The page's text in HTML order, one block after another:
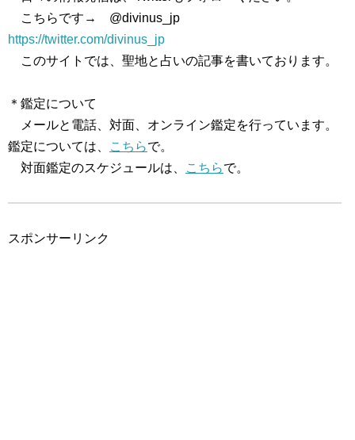
こちらです→ @divinus_jp
https://twitter.com/divinus_jp
このサイトでは、聖地と占いの記事を書いております。
＊鑑定について
メールと電話、対面、オンライン鑑定を行っています。
鑑定については、
こちらで。
対面鑑定のスケジュールは、
こちらで。
スポンサーリンク